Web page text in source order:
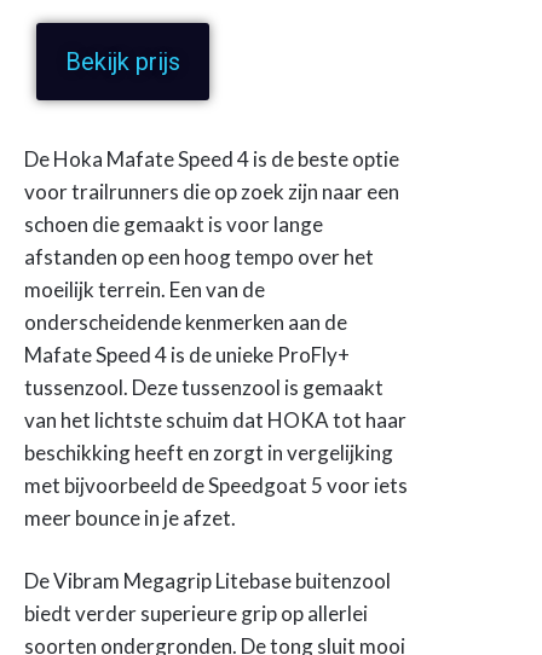
Bekijk prijs
De Hoka Mafate Speed 4 is de beste optie
voor trailrunners die op zoek zijn naar een
schoen die gemaakt is voor lange
afstanden op een hoog tempo over het
moeilijk terrein. Een van de
onderscheidende kenmerken aan de
Mafate Speed 4 is de unieke ProFly+
tussenzool. Deze tussenzool is gemaakt
van het lichtste schuim dat HOKA tot haar
beschikking heeft en zorgt in vergelijking
met bijvoorbeeld de Speedgoat 5 voor iets
meer bounce in je afzet.
De Vibram Megagrip Litebase buitenzool
biedt verder superieure grip op allerlei
soorten ondergronden. De tong sluit mooi